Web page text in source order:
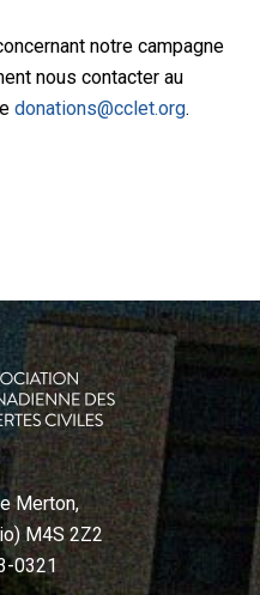
notre campagne
nous contacter au
donations@cclet.org.
Merton,
M4S 2Z2
0321